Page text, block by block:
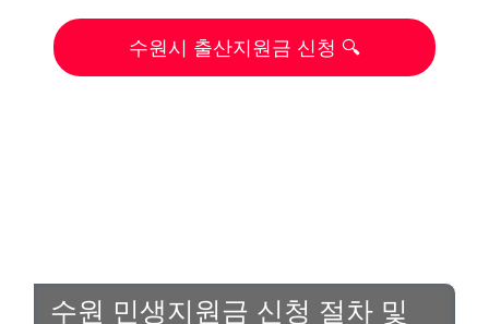
수원시 출산지원금 신청 🔍
수원 민생지원금 신청 절차 및